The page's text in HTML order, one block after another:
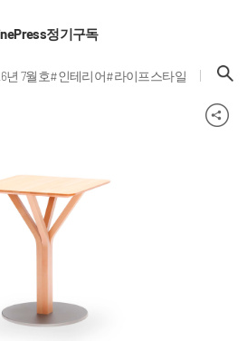
Press정기구독
년 7월호#인테리어#라이프스타일